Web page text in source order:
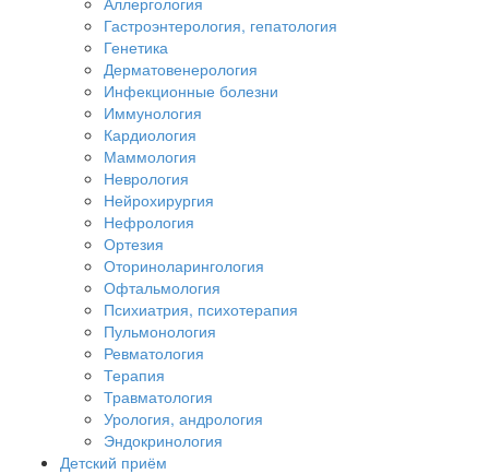
Гастроэнтерология, гепатология
Генетика
Дерматовенерология
Инфекционные болезни
Иммунология
Кардиология
Маммология
Неврология
Нейрохирургия
Нефрология
Ортезия
Оториноларингология
Офтальмология
Психиатрия, психотерапия
Пульмонология
Ревматология
Терапия
Травматология
Урология, андрология
Эндокринология
Детский приём